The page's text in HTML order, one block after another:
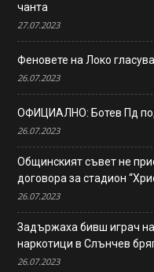
чанта
27.07.2023
Феновете на Локо
26.07.2023
ОФИЦИАЛНО: Ботев Пд
26.07.2023
Общинският съвет не
договора за стадион
26.07.2023
Задържаха бивш играч
наркотици в Слънчев
26.07.2023